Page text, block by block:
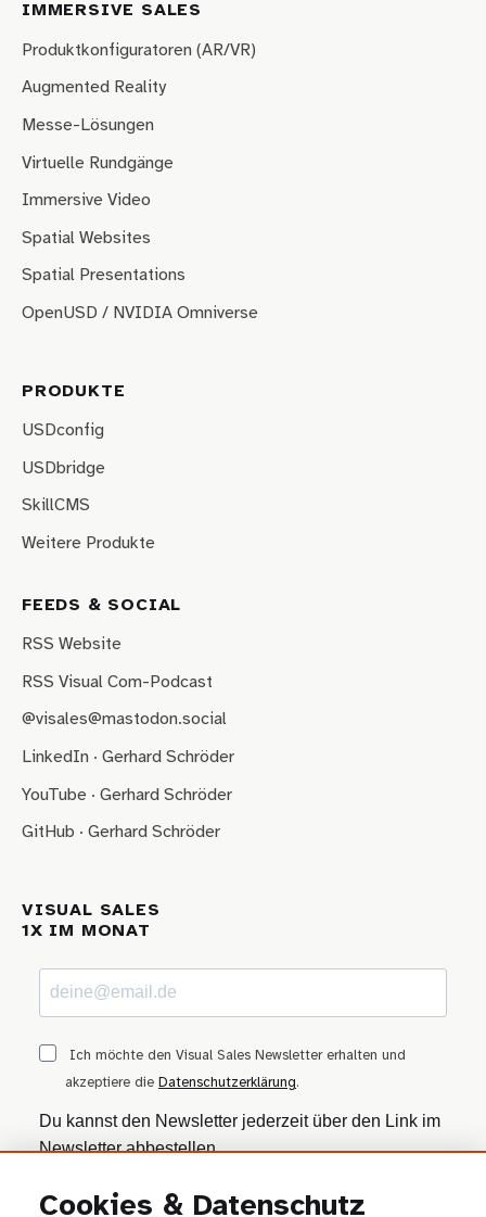
IMMERSIVE SALES
Produktkonfiguratoren (AR/VR)
Augmented Reality
Messe-Lösungen
Virtuelle Rundgänge
Immersive Video
Spatial Websites
Spatial Presentations
OpenUSD / NVIDIA Omniverse
PRODUKTE
USDconfig
USDbridge
SkillCMS
Weitere Produkte
FEEDS & SOCIAL
RSS Website
RSS Visual Com-Podcast
@visales@mastodon.social
LinkedIn · Gerhard Schröder
YouTube · Gerhard Schröder
GitHub · Gerhard Schröder
VISUAL SALES
1X IM MONAT
Ich möchte den Visual Sales Newsletter erhalten und
akzeptiere die Datenschutzerklärung.
Du kannst den Newsletter jederzeit über den Link im
Newsletter abbestellen.
ANMELDEN
Cookies & Datenschutz